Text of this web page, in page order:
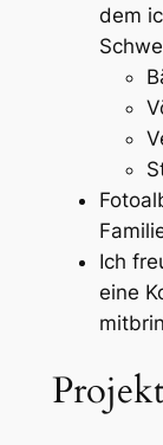
dem
Ich
eine